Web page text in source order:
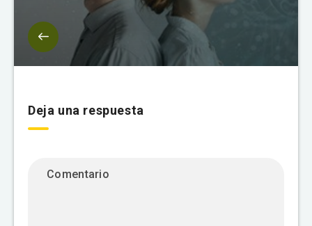
Deja una respuesta